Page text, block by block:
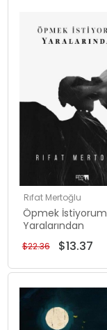
Rıfat Mertoğlu
Öpmek İstiyorum
Yaralarından
$13.37
$22.36